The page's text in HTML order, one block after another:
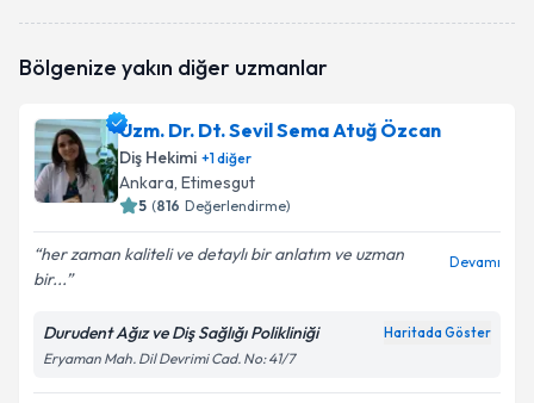
Bölgenize yakın diğer uzmanlar
Uzm. Dr. Dt. Sevil Sema Atuğ Özcan
Diş Hekimi +1diğer
Ankara, Etimesgut
5 (816 Değerlendirme)
her zaman kaliteli ve detaylı bir anlatım ve uzman
bir...
Devamı
Durudent Ağız ve Diş Sağlığı Polikliniği Haritada Göster
Eryaman Mah. Dil Devrimi Cad. No: 41/7